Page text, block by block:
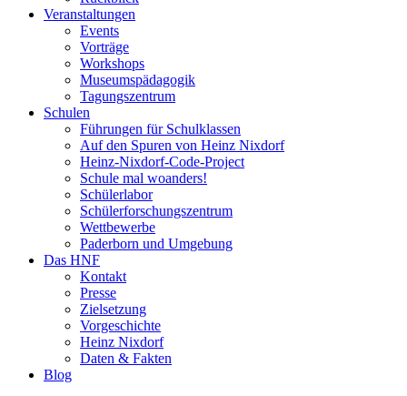
Veranstaltungen
Events
Vorträge
Workshops
Museumspädagogik
Tagungszentrum
Schulen
Führungen für Schulklassen
Auf den Spuren von Heinz Nixdorf
Heinz-Nixdorf-Code-Project
Schule mal woanders!
Schülerlabor
Schülerforschungszentrum
Wettbewerbe
Paderborn und Umgebung
Das HNF
Kontakt
Presse
Zielsetzung
Vorgeschichte
Heinz Nixdorf
Daten & Fakten
Blog